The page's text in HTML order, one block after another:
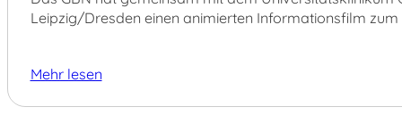
Leipzig/Dresden einen animierten Informationsfilm
Mehr lesen